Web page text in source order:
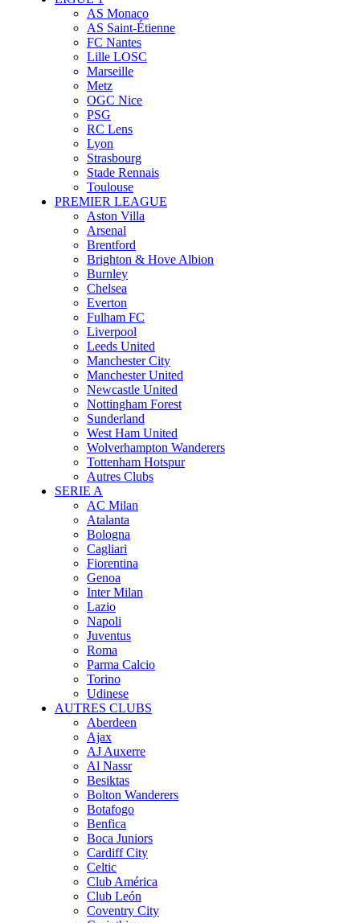
AS Monaco
AS Saint-Étienne
FC Nantes
Lille LOSC
Marseille
Metz
OGC Nice
PSG
RC Lens
Lyon
Strasbourg
Stade Rennais
Toulouse
PREMIER LEAGUE
Aston Villa
Arsenal
Brentford
Brighton & Hove Albion
Burnley
Chelsea
Everton
Fulham FC
Liverpool
Leeds United
Manchester City
Manchester United
Newcastle United
Nottingham Forest
Sunderland
West Ham United
Wolverhampton Wanderers
Tottenham Hotspur
Autres Clubs
SERIE A
AC Milan
Atalanta
Bologna
Cagliari
Fiorentina
Genoa
Inter Milan
Lazio
Napoli
Juventus
Roma
Parma Calcio
Torino
Udinese
AUTRES CLUBS
Aberdeen
Ajax
AJ Auxerre
Al Nassr
Besiktas
Bolton Wanderers
Botafogo
Benfica
Boca Juniors
Cardiff City
Celtic
Club América
Club León
Coventry City